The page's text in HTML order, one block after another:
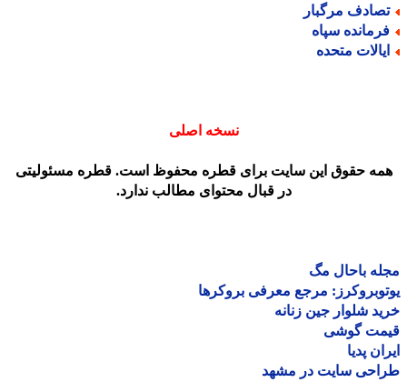
مرگبار
سپاه
متحده
نسخه اصلی
حقوق این سایت برای قطره محفوظ است. قطره مسئولیتی
در قبال محتوای مطالب ندارد.
باحال مگ
مرجع معرفی بروکرها
شلوار جین زنانه
گوشی
پدیا
سایت در مشهد